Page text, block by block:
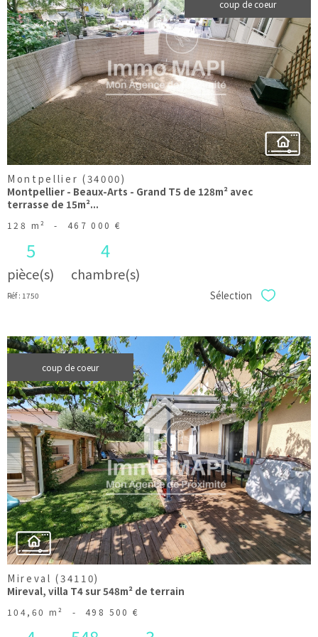
coup de coeur
voir le
bien
Montpellier (34000)
Montpellier - Beaux-Arts - Grand T5 de 128m² avec
terrasse de 15m²...
128 m² - 467 000 €
5
pièce(s)
4
chambre(s)
Réf : 1750 Sélection Sélectionner
coup de coeur
voir le
bien
Mireval (34110)
Mireval, villa T4 sur 548m² de terrain
104,60 m² - 498 500 €